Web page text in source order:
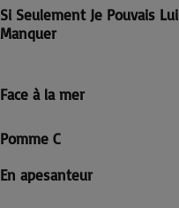
Si Seulement Je Pouvais Lui
Manquer
Face à la mer
Pomme C
En apesanteur